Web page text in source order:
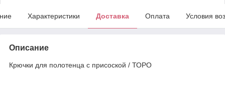
Характеристики Доставка Оплата Условия
Описание
Крючки для полотенца с присоской / ТОРО